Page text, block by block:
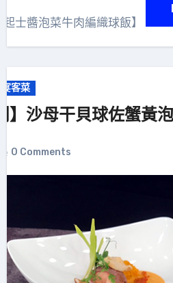
士醬泡菜牛肉編織球飯】
客菜
】沙母干貝球佐蟹黃
0 Comments